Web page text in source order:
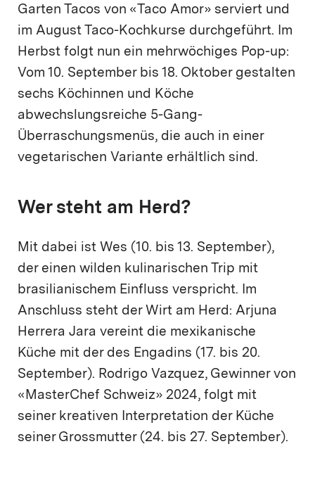
Garten Tacos von «Taco Amor» serviert und
im August Taco-Kochkurse durchgeführt. Im
Herbst folgt nun ein mehrwöchiges Pop-up:
Vom 10. September bis 18. Oktober gestalten
sechs Köchinnen und Köche
abwechslungsreiche 5-Gang-
Überraschungsmenüs, die auch in einer
vegetarischen Variante erhältlich sind.
Wer steht am Herd?
Mit dabei ist Wes (10. bis 13. September),
der einen wilden kulinarischen Trip mit
brasilianischem Einfluss verspricht. Im
Anschluss steht der Wirt am Herd: Arjuna
Herrera Jara vereint die mexikanische
Küche mit der des Engadins (17. bis 20.
September). Rodrigo Vazquez, Gewinner von
«MasterChef Schweiz» 2024, folgt mit
seiner kreativen Interpretation der Küche
seiner Grossmutter (24. bis 27. September).